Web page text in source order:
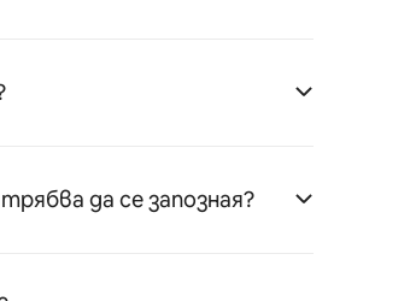
да се запозная?